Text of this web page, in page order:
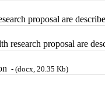
proposal are
research proposal are
- (docx, 20.35 Kb)